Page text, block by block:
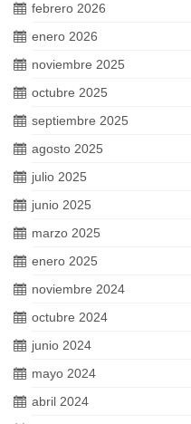
febrero 2026
enero 2026
noviembre 2025
octubre 2025
septiembre 2025
agosto 2025
julio 2025
junio 2025
marzo 2025
enero 2025
noviembre 2024
octubre 2024
junio 2024
mayo 2024
abril 2024